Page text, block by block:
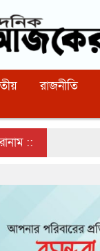
রাজনীতি
::